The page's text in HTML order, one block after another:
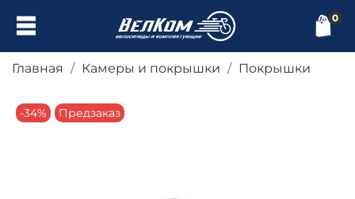
0
Главная Камеры и покрышки Покрышки
-34% Предзаказ